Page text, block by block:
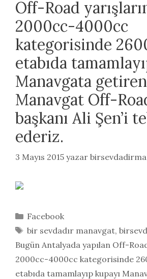
Off-Road
2000cc-4000cc
kategorisinde
etabıda
Manavgata getiren
Manavgat Off-
başkanı Ali Şen’i
ederiz.
3 Mayıs 2015 yazar
Kategoriler
Facebook
Etiketler
bir sevdadır manavgat,
Bugün Antalyada yapılan Off-
2000cc-4000cc kategorisinde
etabıda tamamlayıp kupayı